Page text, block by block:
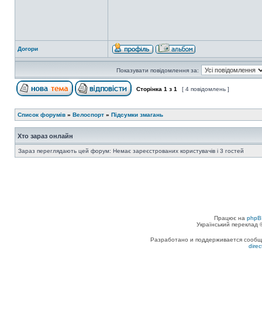
Догори
Показувати повідомлення за:
Сторінка 1 з 1 [ 4 повідомлень ]
Список форумів » Велоспорт » Підсумки змагань
Хто зараз онлайн
Зараз переглядають цей форум: Немає зареєстрованих користувачів і 3 гостей
Працює на
Український
Разработано и поддерживается